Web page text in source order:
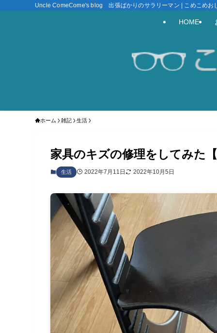
Uncle ComeCome's blog 出張ばかりのサラリーマン | こめこめお
HOME
ホーム 雑記 生活
家具のキズの修理をしてみた
生活 2022年7月11日 2022年10月5日